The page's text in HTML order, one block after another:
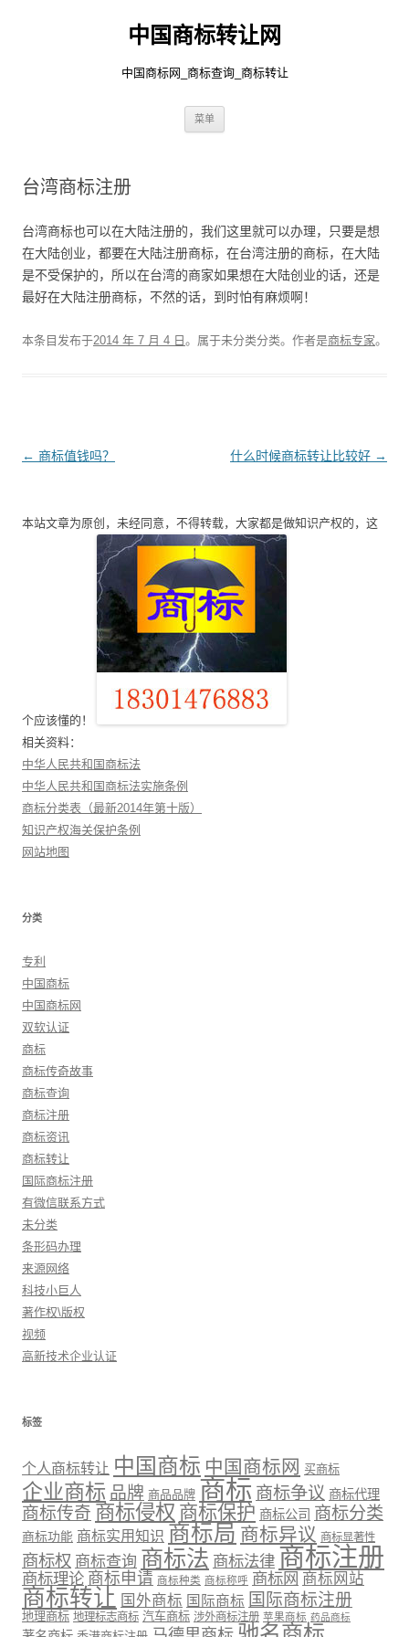
中国商标转让网
中国商标网_商标查询_商标转让
菜单
台湾商标注册
台湾商标也可以在大陆注册的，我们这里就可以办理，只要是想
在大陆创业，都要在大陆注册商标，在台湾注册的商标，在大陆
是不受保护的，所以在台湾的商家如果想在大陆创业的话，还是
最好在大陆注册商标，不然的话，到时怕有麻烦啊！
本条目发布于2014 年 7 月 4 日 。属于未分类分类。 作者是商标专家。
文
航
← 商标值钱吗？ 什么时候商标转让比较好 →
本站文章为原创，未经同意，不得转载，大家都是做知识产权的，这
个应该懂的！
相关资料：
中华人民共和国商标法
中华人民共和国商标法实施条例
商标分类表（最新2014年第十版）
知识产权海关保护条例
网站地图
分类
专利
中国商标
中国商标网
双软认证
商标
商标传奇故事
商标查询
商标注册
商标资讯
商标转让
国际商标注册
有微信联系方式
未分类
条形码办理
来源网络
科技小巨人
著作权\版权
视频
高新技术企业认证
标签
个人商标转让 中国商标 中国商标网 买商标
企业商标 品牌 商品品牌 商标 商标争议 商标代理
商标传奇 商标侵权 商标保护 商标公司 商标分类
商标功能 商标实用知识 商标局 商标异议 商标显著性
商标权 商标查询 商标法 商标法律 商标注册
商标理论 商标申请 商标种类 商标称呼 商标网 商标网站
商标转让 国外商标 国际商标 国际商标注册
地理商标 地理标志商标 汽车商标 涉外商标注册 苹果商标 药品商标